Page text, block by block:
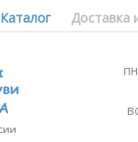
Каталог Доставка